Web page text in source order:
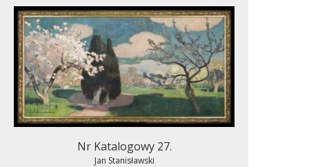
Nr Katalogowy 27.
Jan Stanisławski